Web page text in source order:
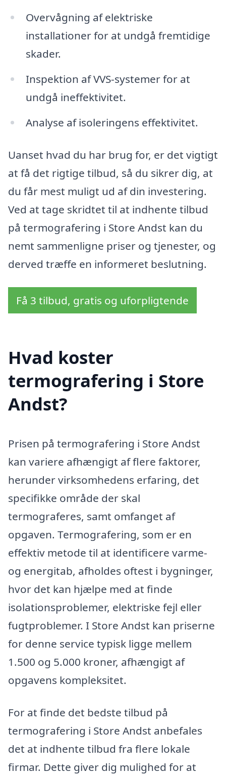
Overvågning af elektriske
installationer for at undgå fremtidige
skader.
Inspektion af VVS-systemer for at
undgå ineffektivitet.
Analyse af isoleringens effektivitet.
Uanset hvad du har brug for, er det vigtigt
at få det rigtige tilbud, så du sikrer dig, at
du får mest muligt ud af din investering.
Ved at tage skridtet til at indhente tilbud
på termografering i Store Andst kan du
nemt sammenligne priser og tjenester, og
derved træffe en informeret beslutning.
Få 3 tilbud, gratis og uforpligtende
Hvad koster
termografering i Store
Andst?
Prisen på termografering i Store Andst
kan variere afhængigt af flere faktorer,
herunder virksomhedens erfaring, det
specifikke område der skal
termograferes, samt omfanget af
opgaven. Termografering, som er en
effektiv metode til at identificere varme-
og energitab, afholdes oftest i bygninger,
hvor det kan hjælpe med at finde
isolationsproblemer, elektriske fejl eller
fugtproblemer. I Store Andst kan priserne
for denne service typisk ligge mellem
1.500 og 5.000 kroner, afhængigt af
opgavens kompleksitet.
For at finde det bedste tilbud på
termografering i Store Andst anbefales
det at indhente tilbud fra flere lokale
firmar. Dette giver dig mulighed for at